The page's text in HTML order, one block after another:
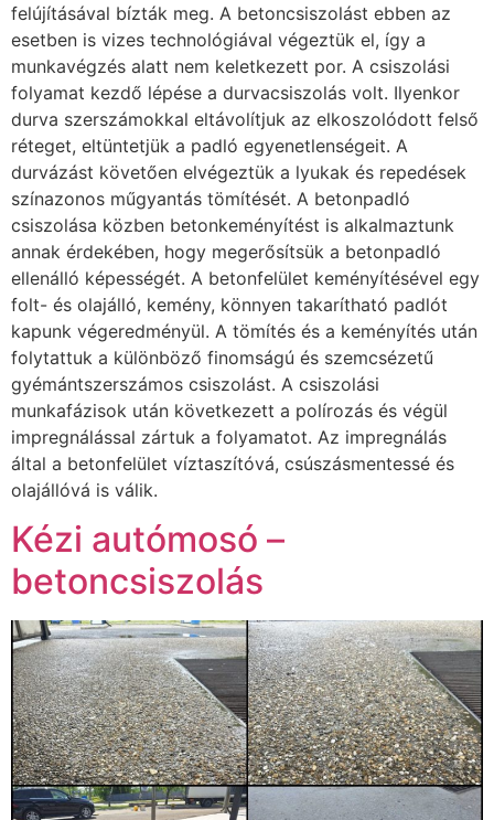
felújításával bízták meg. A betoncsiszolást ebben az
esetben is vizes technológiával végeztük el, így a
munkavégzés alatt nem keletkezett por. A csiszolási
folyamat kezdő lépése a durvacsiszolás volt. Ilyenkor
durva szerszámokkal eltávolítjuk az elkoszolódott felső
réteget, eltüntetjük a padló egyenetlenségeit. A
durvázást követően elvégeztük a lyukak és repedések
színazonos műgyantás tömítését. A betonpadló
csiszolása közben betonkeményítést is alkalmaztunk
annak érdekében, hogy megerősítsük a betonpadló
ellenálló képességét. A betonfelület keményítésével egy
folt- és olajálló, kemény, könnyen takarítható padlót
kapunk végeredményül. A tömítés és a keményítés után
folytattuk a különböző finomságú és szemcsézetű
gyémántszerszámos csiszolást. A csiszolási
munkafázisok után következett a polírozás és végül
impregnálással zártuk a folyamatot. Az impregnálás
által a betonfelület víztaszítóvá, csúszásmentessé és
olajállóvá is válik.
Kézi autómosó –
betoncsiszolás